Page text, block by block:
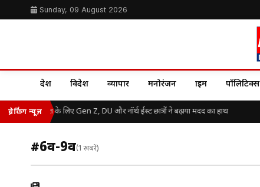
Sunday, 09 August 2026
देश विदेश व्यापार मनोरंजन क्राइम पॉलिटिक्स
ब्रेकिंग न्यूज़
असम बाढ़ राहत के लिए Gen Z, DU और नॉर्थ ईस्ट छात्रों ने बढ़ाया मदद का हाथ
#6वीं-9वीं(1 खबरें)